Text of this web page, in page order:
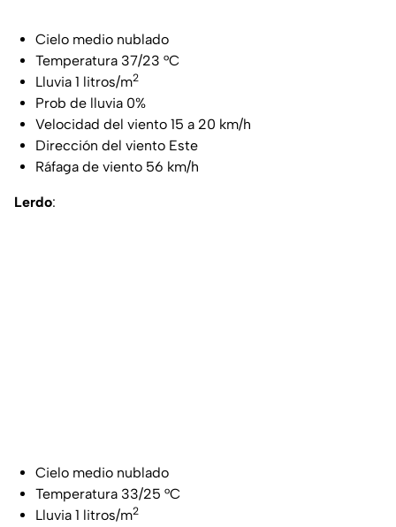
Cielo medio nublado
Temperatura 37/23 °C
Lluvia 1 litros/m2
Prob de lluvia 0%
Velocidad del viento 15 a 20 km/h
Dirección del viento Este
Ráfaga de viento 56 km/h
Lerdo:
Cielo medio nublado
Temperatura 33/25 °C
Lluvia 1 litros/m2